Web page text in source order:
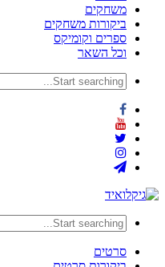
משחקים
ביקורות משחקים
ספרים וקומיקס
וכל השאר
סרטים